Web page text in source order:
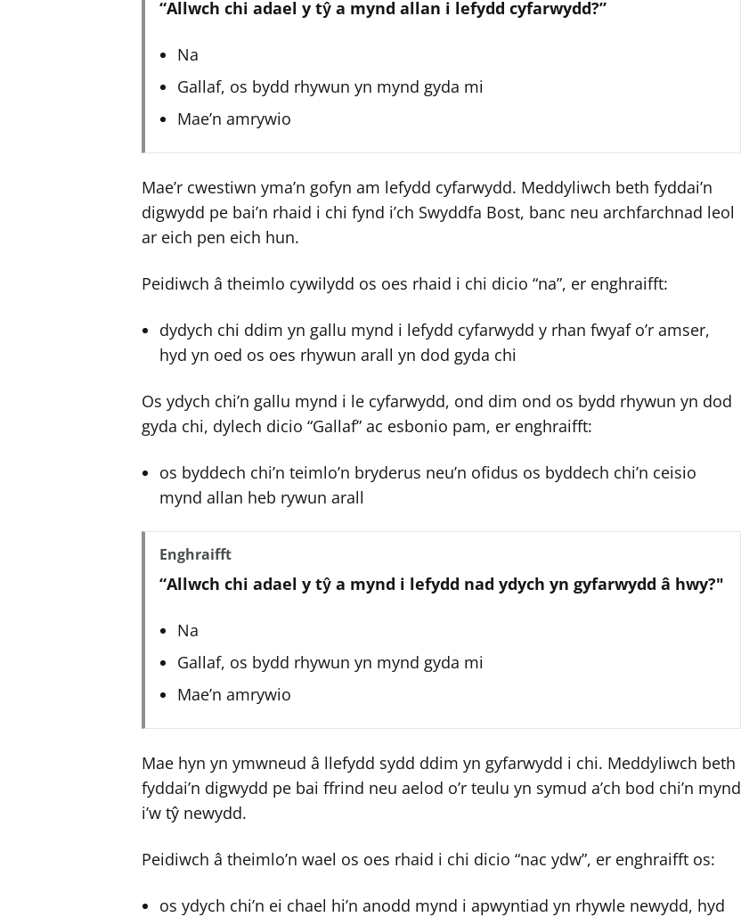
“Allwch chi adael y tŷ a mynd allan i lefydd cyfarwydd?”
Na
Gallaf, os bydd rhywun yn mynd gyda mi
Mae’n amrywio
Mae’r cwestiwn yma’n gofyn am lefydd cyfarwydd. Meddyliwch beth fyddai’n
digwydd pe bai’n rhaid i chi fynd i’ch Swyddfa Bost, banc neu archfarchnad leol
ar eich pen eich hun.
Peidiwch â theimlo cywilydd os oes rhaid i chi dicio “na”, er enghraifft:
dydych chi ddim yn gallu mynd i lefydd cyfarwydd y rhan fwyaf o’r amser,
hyd yn oed os oes rhywun arall yn dod gyda chi
Os ydych chi’n gallu mynd i le cyfarwydd, ond dim ond os bydd rhywun yn dod
gyda chi, dylech dicio “Gallaf” ac esbonio pam, er enghraifft:
os byddech chi’n teimlo’n bryderus neu’n ofidus os byddech chi’n ceisio
mynd allan heb rywun arall
Enghraifft
“Allwch chi adael y tŷ a mynd i lefydd nad ydych yn gyfarwydd â hwy?"
Na
Gallaf, os bydd rhywun yn mynd gyda mi
Mae’n amrywio
Mae hyn yn ymwneud â llefydd sydd ddim yn gyfarwydd i chi. Meddyliwch beth
fyddai’n digwydd pe bai ffrind neu aelod o’r teulu yn symud a’ch bod chi’n mynd
i’w tŷ newydd.
Peidiwch â theimlo’n wael os oes rhaid i chi dicio “nac ydw”, er enghraifft os:
os ydych chi’n ei chael hi’n anodd mynd i apwyntiad yn rhywle newydd, hyd